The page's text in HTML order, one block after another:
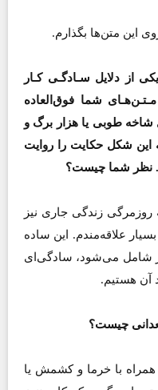
این متن‌ها بگذارم.
از دلایل سـادگـی کـار
شما فوق‌العاده
شاخه طوبی یا هزار برگ و
این شکل حکایت را روایت
نظر شما چیست؟
زندگی جاری نیز
علاقه‌مندم. این ساده
شامل می‌شود، سادگی‌ای
آن هستیم.
چیست؟
همراه با خرما و کشمش یا